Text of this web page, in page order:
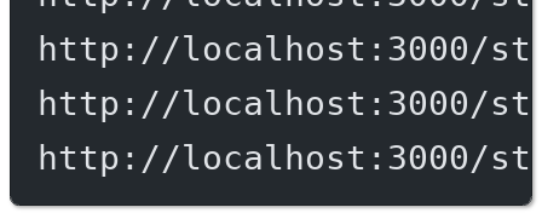
http://localhost:3000/
http://localhost:3000/
http://localhost:3000/